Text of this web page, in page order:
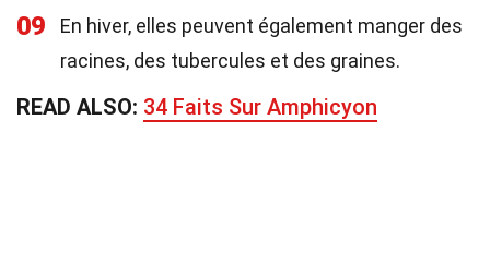
09
En hiver, elles peuvent également manger des
racines, des tubercules et des graines.
READ ALSO: 34 Faits Sur Amphicyon